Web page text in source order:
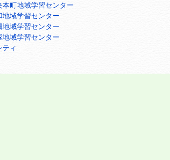
本町地域学習センター
地域学習センター
地域学習センター
地域学習センター
ティ